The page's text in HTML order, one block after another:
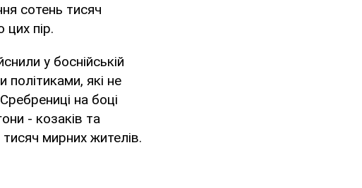
сотень тисяч
пір.
у боснійській
які не
на боці
- козаків та
мирних жителів.